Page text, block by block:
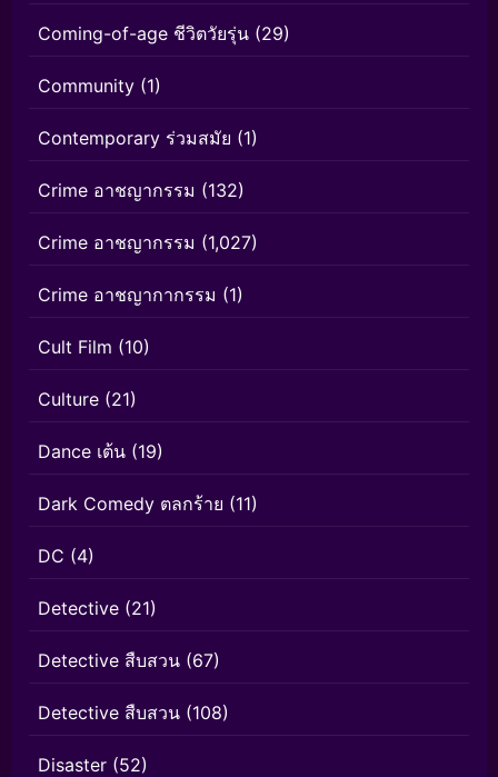
Coming-of-age ชีวิตวัยรุ่น (29)
Community (1)
Contemporary ร่วมสมัย (1)
Crime อาชญากรรม (132)
Crime อาชญากรรม (1,027)
Crime อาชญากากรรม (1)
Cult Film (10)
Culture (21)
Dance เต้น (19)
Dark Comedy ตลกร้าย (11)
DC (4)
Detective (21)
Detective สืบสวน (67)
Detective สืบสวน (108)
Disaster (52)